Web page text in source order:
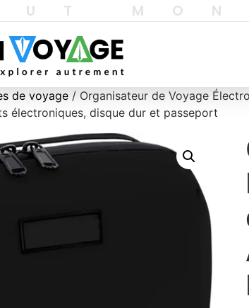
de voyage / Organisateur de Voyage
électroniques, disque dur et passeport